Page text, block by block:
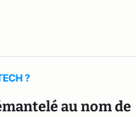
?
au nom de